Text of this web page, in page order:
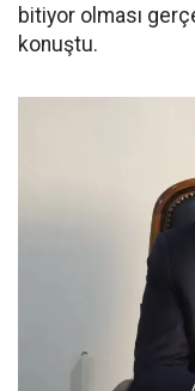
bitiyor olması
konuştu.